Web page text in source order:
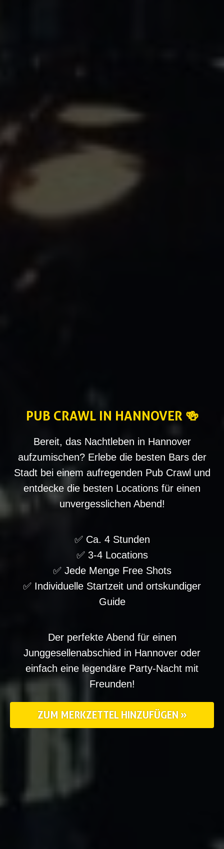
PUB CRAWL IN HANNOVER 🍻
Bereit, das Nachtleben in Hannover
aufzumischen? Erlebe die besten Bars der
Stadt bei einem aufregenden Pub Crawl und
entdecke die besten Locations für einen
unvergesslichen Abend!
✅ Ca. 4 Stunden
✅ 3-4 Locations
✅ Jede Menge Free Shots
✅ Individuelle Startzeit und ortskundiger
Guide
Der perfekte Abend für einen
Junggesellenabschied in Hannover oder
einfach eine legendäre Party-Nacht mit
Freunden!
ZUM MERKZETTEL HINZUFÜGEN »